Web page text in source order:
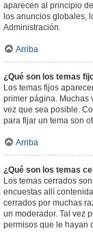
aparecen al principio
los anuncios globales,
Administración.
Arriba
¿Qué son los temas
Los temas fijos
primer página. Muchas
vez que sea posible.
para fijar un tema son
Arriba
¿Qué son los temas
Los temas cerrados
encuestas allí
cerrados por muchas
un moderador. Tal vez
permisos que le hayan